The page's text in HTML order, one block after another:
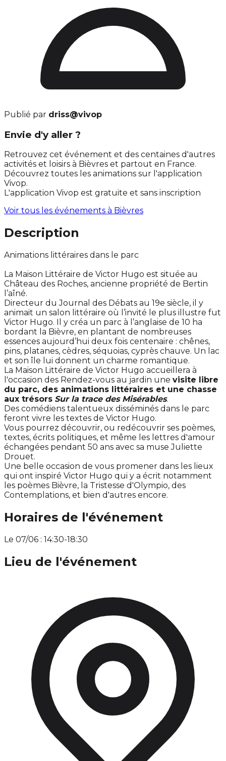
Publié par driss@vivop
Envie d'y aller ?
Retrouvez cet événement et des centaines d'autres
activités et loisirs à Bièvres et partout en France.
Découvrez toutes les animations sur l'application
Vivop.
L'application Vivop est gratuite et sans inscription
Voir tous les événements à Bièvres
Description
Animations littéraires dans le parc
La Maison Littéraire de Victor Hugo est située au
Château des Roches, ancienne propriété de Bertin
l’aîné.
Directeur du Journal des Débats au 19e siècle, il y
animait un salon littéraire où l’invité le plus illustre fut
Victor Hugo. Il y créa un parc à l’anglaise de 10 ha
bordant la Bièvre, en plantant de nombreuses
essences aujourd’hui deux fois centenaire : chênes,
pins, platanes, cèdres, séquoias, cyprès chauve. Un lac
et son île lui donnent un charme romantique.
La Maison Littéraire de Victor Hugo accueillera à
l'occasion des Rendez-vous au jardin une visite libre
du parc, des animations littéraires et une chasse
aux trésors Sur la trace des Misérables.
Des comédiens talentueux disséminés dans le parc
feront vivre les textes de Victor Hugo.
Vous pourrez découvrir, ou redécouvrir ses poèmes,
textes, écrits politiques, et même les lettres d'amour
échangées pendant 50 ans avec sa muse Juliette
Drouet.
Une belle occasion de vous promener dans les lieux
qui ont inspiré Victor Hugo qui y a écrit notamment
les poèmes Bièvre, la Tristesse d'Olympio, des
Contemplations, et bien d'autres encore.
Horaires de l'événement
Le 07/06 : 14:30-18:30
Lieu de l'événement